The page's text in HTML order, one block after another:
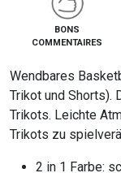
BONS
COMMENTAIRES
Wendbares
Trikot und Shorts).
Trikots. Leichte
Trikots zu
2 in 1 Farbe: